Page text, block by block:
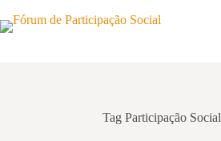
para
o
TagParticipação Social